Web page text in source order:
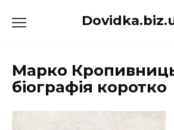
до
Марко
біографія коротко